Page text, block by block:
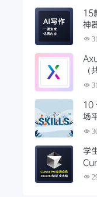
15
神
写
永
10
场
学
通